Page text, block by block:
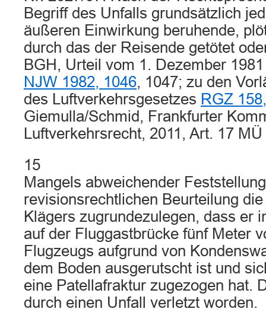
Begriff des Unfalls grundsätzlich
äußeren Einwirkung beruhende,
durch das der Reisende getötet
BGH, Urteil vom 1. Dezember
NJW 1982, 1046, 1047; zu den
des Luftverkehrsgesetzes RGZ
Giemulla/Schmid, Frankfurter
Luftverkehrsrecht, 2011, Art. 17
15
Mangels abweichender
revisionsrechtlichen Beurteilung
Klägers zugrundezulegen, dass er
auf der Fluggastbrücke fünf Meter
Flugzeugs aufgrund von
dem Boden ausgerutscht ist und
eine Patellafraktur zugezogen hat.
durch einen Unfall verletzt worden.